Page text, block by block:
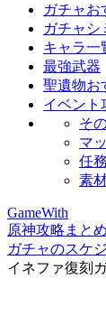
ガチャお
ガチャシ
キャラ一
最強武器
聖遺物お
イベント
そ
マ
任
素
GameWith
原神攻略まと
ガチャのスケ
イネファ復刻